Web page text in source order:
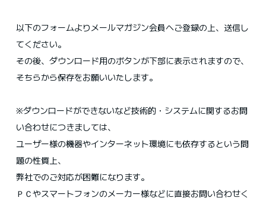
以下のフォームよりメールマガジン会員へご登録の上、送信し
てください。
その後、ダウンロード用のボタンが下部に表示されますので、
そちらから保存をお願いいたします。
※ダウンロードができないなど技術的・システムに関するお問
い合わせにつきましては、
ユーザー様の機器やインターネット環境にも依存するという問
題の性質上、
弊社でのご対応が困難になります。
ＰＣやスマートフォンのメーカー様などに直接お問い合わせく